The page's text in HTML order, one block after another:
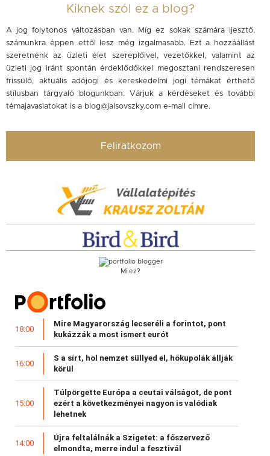
Kiknek szól ez a blog?
A jog folytonos változásban van. Míg ez sokak számára ijesztő,
számunkra éppen ettől lesz még izgalmasabb. Ezt a hozzáállást
szeretnénk az üzleti élet szereplőivel, vezetőkkel, valamint az
üzleti jog iránt spontán érdeklődőkkel megosztani rendszeresen
frissülő, aktuális adójogi és kereskedelmi jogi témákat érthető
stílusban tárgyaló blogunkban. Várjuk a kérdéseket és további
témajavaslatokat is a blog@jalsovszky.com e-mail címre.
Feliratkozom
Mi ez?
18:00
Mire Magyarország lecseréli a forintot, pont
kukázzák a most ismert eurót
16:00
S a sírt, hol nemzet süllyed el, hőkupolák állják
körül
15:00
Túlpörgette Európa a ceutai válságot, de pont
ezért a következményei nagyon is valódiak
lehetnek
14:00
Újra feltalálnák a Szigetet: a főszervező
elmondta, merre indul a fesztivál